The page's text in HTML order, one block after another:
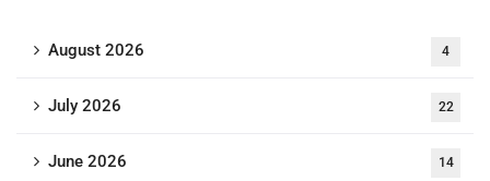
August 2026 4
July 2026 22
June 2026 14